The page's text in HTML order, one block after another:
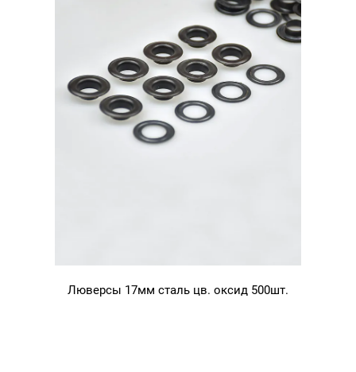
Люверсы 17мм сталь цв. оксид 500шт.